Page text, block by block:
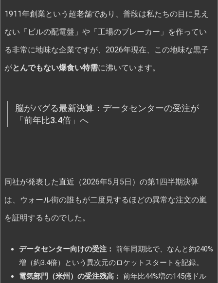
1911年創業という超老舗であり、普段は私たちの目に見え
ない「ビルの配電盤」や「工場のブレーカー」を作ってい
る非常に地味な企業ですが、2026年現在、この地味な黒子
がとんでもない爆食い特需に沸いています。
脳がバグる最新決算：データセンターの受注が
「前年比3.4倍」へ
同社が発表した直近（2026年5月5日）の第1四半期決算
は、ウォール街の誰もが二度見するほどの異常な注文の嵐
を証明するものでした。
データセンター向けの受注： 前年同期比で、なんと約240%
増（約3.4倍）という異次元のロケットスタートを記録。
電気部門（米州）の受注残高： 前年比44%増の145億ドル